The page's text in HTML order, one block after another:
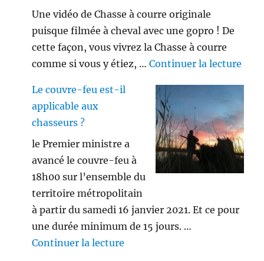
Une vidéo de Chasse à courre originale
puisque filmée à cheval avec une gopro ! De
cette façon, vous vivrez la Chasse à courre
comme si vous y étiez, …Continuer la lecture
Le couvre-feu est-il
applicable aux
chasseurs ?
le Premier ministre a
avancé le couvre-feu à
18h00 sur l’ensemble du
territoire métropolitain
à partir du samedi 16 janvier 2021. Et ce pour
une durée minimum de 15 jours. …
Continuer la lecture